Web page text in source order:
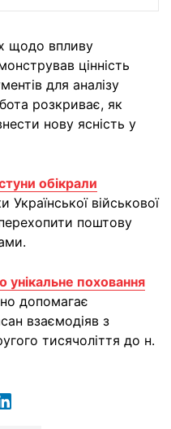
щодо впливу
цінність
для аналізу
розкриває, як
нову ясність у
обікрали
Української військової
поштову
унікальне поховання
допомагає
взаємодіяв з
тисячоліття до н.
Facebook
у Xу Viber
у Whatsapp
у Messenger
відправити у LinkedIn